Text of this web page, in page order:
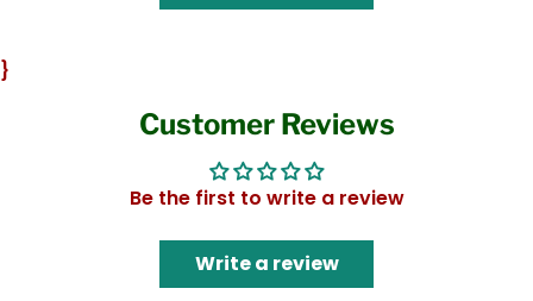
}
Customer Reviews
Be the first to write a review
Write a review